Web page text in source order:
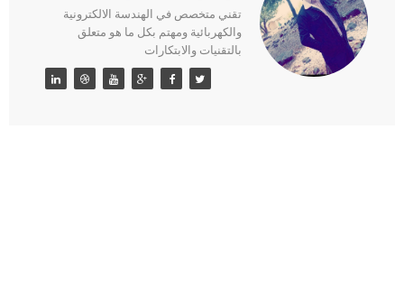
تقني متخصص في الهندسة الالكترونية
والكهربائية ومهتم بكل ما هو متعلق
بالتقنيات والابتكارات